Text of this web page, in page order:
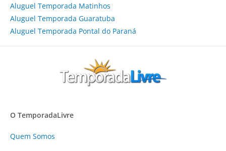
Aluguel Temporada Matinhos
Aluguel Temporada Guaratuba
Aluguel Temporada Pontal do Paraná
O TemporadaLivre
Quem Somos